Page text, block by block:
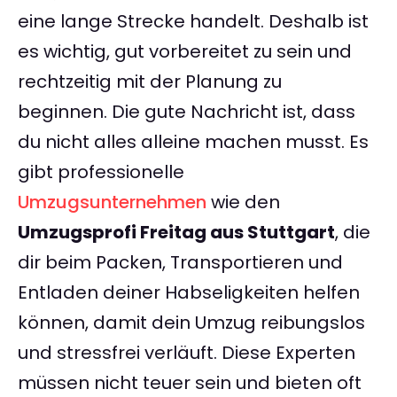
eine lange Strecke handelt. Deshalb ist
es wichtig, gut vorbereitet zu sein und
rechtzeitig mit der Planung zu
beginnen. Die gute Nachricht ist, dass
du nicht alles alleine machen musst. Es
gibt professionelle
Umzugsunternehmen wie den
Umzugsprofi Freitag aus Stuttgart, die
dir beim Packen, Transportieren und
Entladen deiner Habseligkeiten helfen
können, damit dein Umzug reibungslos
und stressfrei verläuft. Diese Experten
müssen nicht teuer sein und bieten oft